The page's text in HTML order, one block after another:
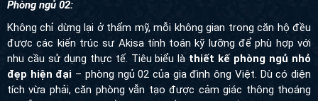
Phòng ngủ 02:
Không chỉ dừng lại ở thẩm mỹ, mỗi không gian trong căn hộ đều
được các kiến trúc sư Akisa tính toán kỹ lưỡng để phù hợp với
nhu cầu sử dụng thực tế. Tiêu biểu làthiết kế phòng ngủ nhỏ
đẹp hiện đại– phòng ngủ 02 của gia đình ông Việt. Dù có diện
tích vừa phải, căn phòng vẫn tạo được cảm giác thông thoáng và